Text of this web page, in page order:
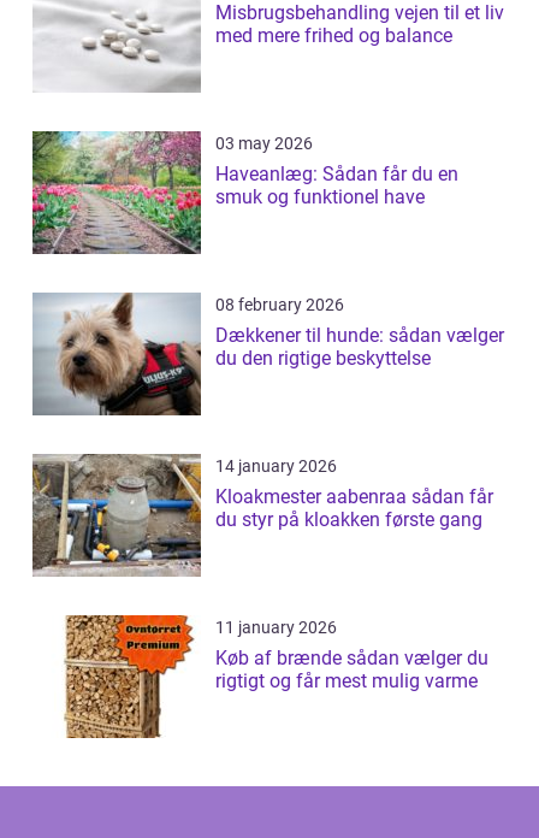
Misbrugsbehandling vejen til et liv
med mere frihed og balance
03 may 2026
Haveanlæg: Sådan får du en
smuk og funktionel have
08 february 2026
Dækkener til hunde: sådan vælger
du den rigtige beskyttelse
14 january 2026
Kloakmester aabenraa sådan får
du styr på kloakken første gang
11 january 2026
Køb af brænde sådan vælger du
rigtigt og får mest mulig varme